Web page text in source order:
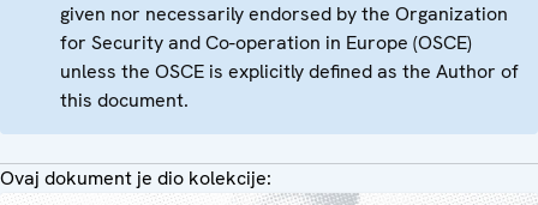
given nor necessarily endorsed by the Organization
for Security and Co-operation in Europe (OSCE)
unless the OSCE is explicitly defined as the Author of
this document.
Ovaj dokument je dio kolekcije: